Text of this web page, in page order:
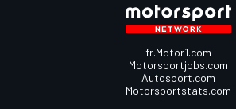
fr.Motor1.com
Motorsportjobs.com
Autosport.com
Motorsportstats.com